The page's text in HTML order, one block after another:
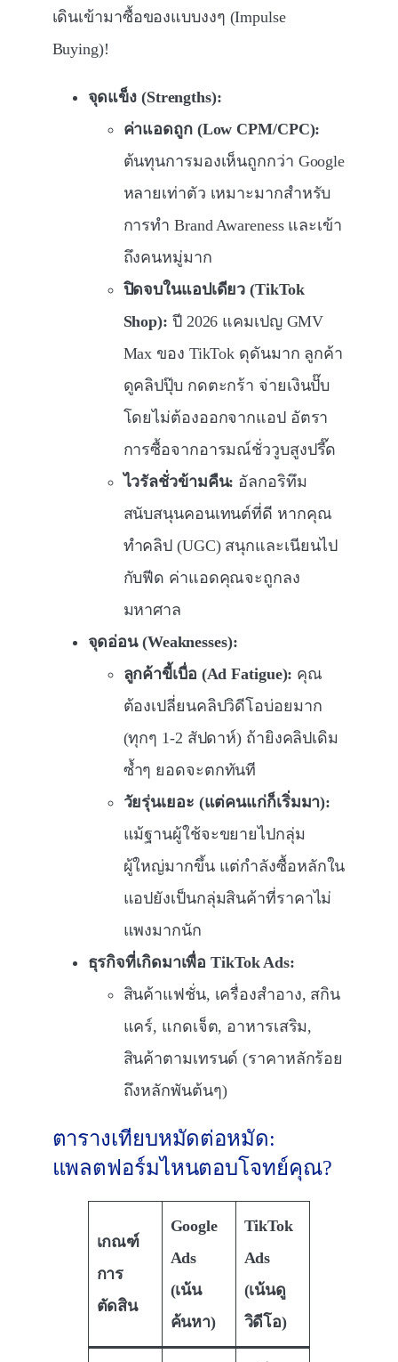
เดินเข้ามาซื้อของแบบงงๆ (Impulse
Buying)!
จุดแข็ง (Strengths):
ค่าแอดถูก (Low CPM/CPC):
ต้นทุนการมองเห็นถูกกว่า Google
หลายเท่าตัว เหมาะมากสำหรับ
การทำ Brand Awareness และเข้า
ถึงคนหมู่มาก
ปิดจบในแอปเดียว (TikTok
Shop): ปี 2026 แคมเปญ GMV
Max ของ TikTok ดุดันมาก ลูกค้า
ดูคลิปปุ๊บ กดตะกร้า จ่ายเงินปั๊บ
โดยไม่ต้องออกจากแอป อัตรา
การซื้อจากอารมณ์ชั่ววูบสูงปรี๊ด
ไวรัลชั่วข้ามคืน: อัลกอริทึม
สนับสนุนคอนเทนต์ที่ดี หากคุณ
ทำคลิป (UGC) สนุกและเนียนไป
กับฟีด ค่าแอดคุณจะถูกลง
มหาศาล
จุดอ่อน (Weaknesses):
ลูกค้าขี้เบื่อ (Ad Fatigue): คุณ
ต้องเปลี่ยนคลิปวิดีโอบ่อยมาก
(ทุกๆ 1-2 สัปดาห์) ถ้ายิงคลิปเดิม
ซ้ำๆ ยอดจะตกทันที
วัยรุ่นเยอะ (แต่คนแก่ก็เริ่มมา):
แม้ฐานผู้ใช้จะขยายไปกลุ่ม
ผู้ใหญ่มากขึ้น แต่กำลังซื้อหลักใน
แอปยังเป็นกลุ่มสินค้าที่ราคาไม่
แพงมากนัก
ธุรกิจที่เกิดมาเพื่อ TikTok Ads:
สินค้าแฟชั่น, เครื่องสำอาง, สกิน
แคร์, แกดเจ็ต, อาหารเสริม,
สินค้าตามเทรนด์ (ราคาหลักร้อย
ถึงหลักพันต้นๆ)
ตารางเทียบหมัดต่อหมัด:
แพลตฟอร์มไหนตอบโจทย์คุณ?
เกณฑ์
การ
ตัดสิน
Google
Ads
(เน้น
ค้นหา)
TikTok
Ads
(เน้นดู
วิดีโอ)